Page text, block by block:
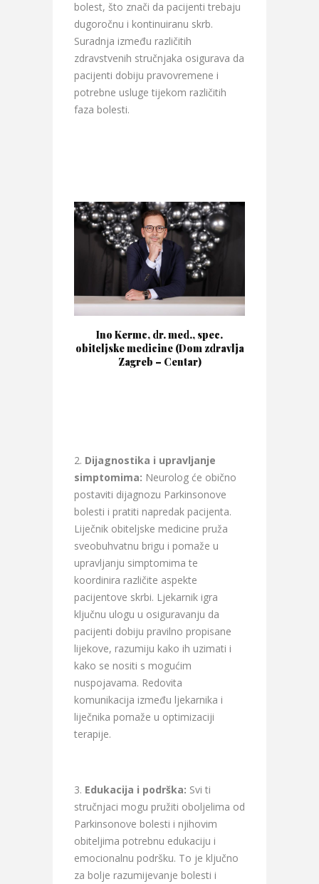
bolest, što znači da pacijenti trebaju
dugoročnu i kontinuiranu skrb.
Suradnja između različitih
zdravstvenih stručnjaka osigurava da
pacijenti dobiju pravovremene i
potrebne usluge tijekom različitih
faza bolesti.
Ino Kermc, dr. med., spec.
obiteljske medicine (Dom zdravlja
Zagreb – Centar)
Dijagnostika i upravljanje
simptomima: Neurolog će obično
postaviti dijagnozu Parkinsonove
bolesti i pratiti napredak pacijenta.
Liječnik obiteljske medicine pruža
sveobuhvatnu brigu i pomaže u
upravljanju simptomima te
koordinira različite aspekte
pacijentove skrbi. Ljekarnik igra
ključnu ulogu u osiguravanju da
pacijenti dobiju pravilno propisane
lijekove, razumiju kako ih uzimati i
kako se nositi s mogućim
nuspojavama. Redovita
komunikacija između ljekarnika i
liječnika pomaže u optimizaciji
terapije.
Edukacija i podrška: Svi ti
stručnjaci mogu pružiti oboljelima od
Parkinsonove bolesti i njihovim
obiteljima potrebnu edukaciju i
emocionalnu podršku. To je ključno
za bolje razumijevanje bolesti i